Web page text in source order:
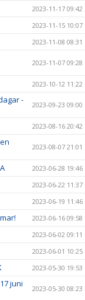
2023-11-17 09:42
2023-11-15 10:07
2023-11-08 08:31
2023-11-07 09:28
2023-10-12 11:22
-
2023-09-23 09:00
2023-08-16 20:42
2023-08-07 21:01
2023-06-28 19:46
2023-06-22 11:37
2023-06-19 11:46
2023-06-16 09:58
2023-06-02 09:11
2023-06-01 10:25
2023-05-30 19:53
juni
2023-05-30 08:23